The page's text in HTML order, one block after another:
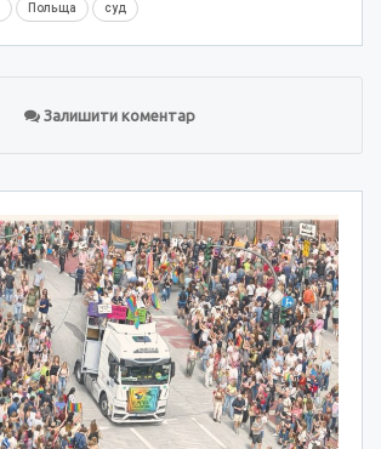
Польща суд
Залишити коментар